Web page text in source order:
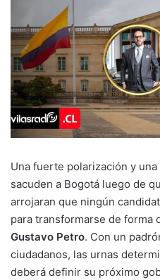
Una fuerte polarización y
sacuden a Bogotá luego de
arrojaran que ningún
para transformarse de forma
Gustavo Petro. Con un
ciudadanos, las urnas
deberá definir su próximo